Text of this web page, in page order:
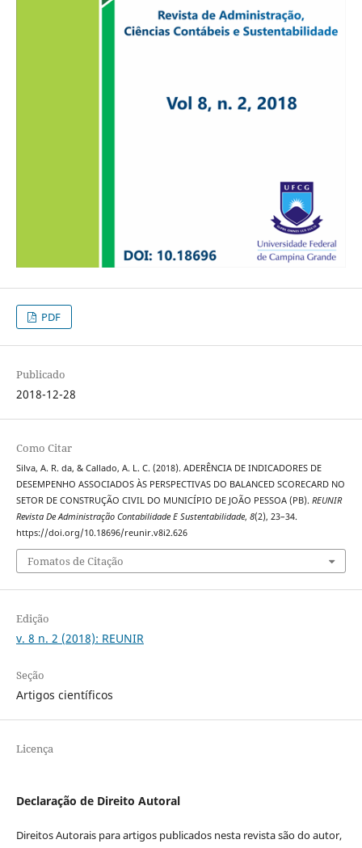
PDF
Publicado
2018-12-28
Como Citar
Silva, A. R. da, & Callado, A. L. C. (2018). ADERÊNCIA DE INDICADORES DE
DESEMPENHO ASSOCIADOS ÀS PERSPECTIVAS DO BALANCED SCORECARD NO
SETOR DE CONSTRUÇÃO CIVIL DO MUNICÍPIO DE JOÃO PESSOA (PB). REUNIR
Revista De Administração Contabilidade E Sustentabilidade, 8(2), 23–34.
https://doi.org/10.18696/reunir.v8i2.626
Fomatos de Citação
Edição
v. 8 n. 2 (2018): REUNIR
Seção
Artigos científicos
Licença
Declaração de Direito Autoral
Direitos Autorais para artigos publicados nesta revista são do autor,